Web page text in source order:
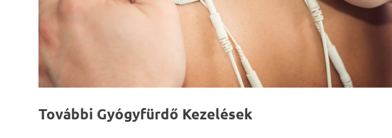
További Gyógyfürdő Kezelések